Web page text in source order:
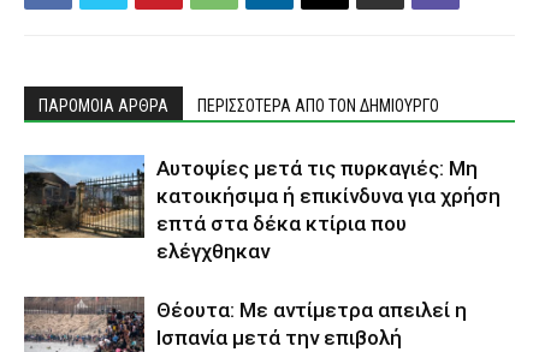
ΠΑΡΟΜΟΙΑ ΑΡΘΡΑ ΠΕΡΙΣΣΟΤΕΡΑ ΑΠΟ ΤΟΝ ΔΗΜΙΟΥΡΓΟ
Αυτοψίες μετά τις πυρκαγιές: Μη
κατοικήσιμα ή επικίνδυνα για χρήση
επτά στα δέκα κτίρια που
ελέγχθηκαν
Θέουτα: Με αντίμετρα απειλεί η
Ισπανία μετά την επιβολή